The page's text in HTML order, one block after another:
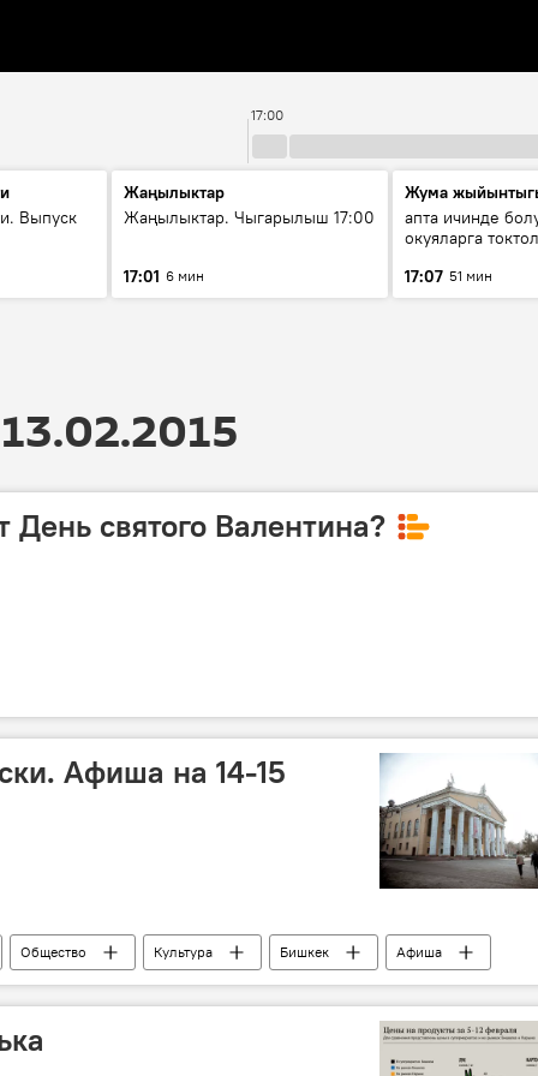
17:00
Выпуск
Жаңылыктар
Жаңылыктар. Чыгарылыш 17:00
17:01 6 мин
Жума
апта ичинде
окуяларга
17:07 51 мин
День святого Валентина?
Афиша на 14-15
Общество Культура Бишкек
Афиша